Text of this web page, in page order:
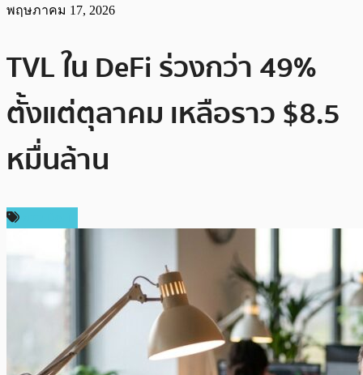
พฤษภาคม 17, 2026
TVL ใน DeFi ร่วงกว่า 49%
ตั้งแต่ตุลาคม เหลือราว $8.5
หมื่นล้าน